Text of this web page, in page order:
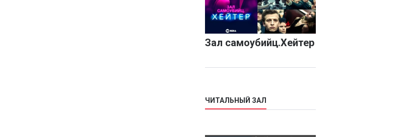
Зал самоубийц.Хейтер
ЧИТАЛЬНЫЙ ЗАЛ